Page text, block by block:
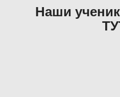
Наши